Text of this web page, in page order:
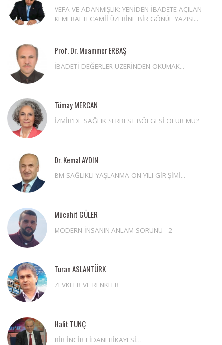
VEFA VE ADANMIŞLIK: YENİDEN İBADETE AÇILAN
KEMERALTI CAMİİ ÜZERİNE BİR GÖNÜL YAZISI...
Prof. Dr. Muammer ERBAŞ
İBADETİ DEĞERLER ÜZERİNDEN OKUMAK...
Tümay MERCAN
İZMİR'DE SAĞLIK SERBEST BÖLGESİ OLUR MU?
Dr. Kemal AYDIN
BM SAĞLIKLI YAŞLANMA ON YILI GİRİŞİMİ...
Mücahit GÜLER
MODERN İNSANIN ANLAM SORUNU - 2
Turan ASLANTÜRK
ZEVKLER VE RENKLER
Halit TUNÇ
BİR İNCİR FİDANI HİKAYESİ…